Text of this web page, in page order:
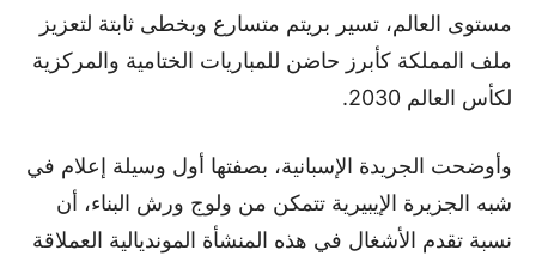
مستوى العالم، تسير بريتم متسارع وبخطى ثابتة لتعزيز
ملف المملكة كأبرز حاضن للمباريات الختامية والمركزية
لكأس العالم 2030.
وأوضحت الجريدة الإسبانية، بصفتها أول وسيلة إعلام في
شبه الجزيرة الإيبيرية تتمكن من ولوج ورش البناء، أن
نسبة تقدم الأشغال في هذه المنشأة المونديالية العملاقة